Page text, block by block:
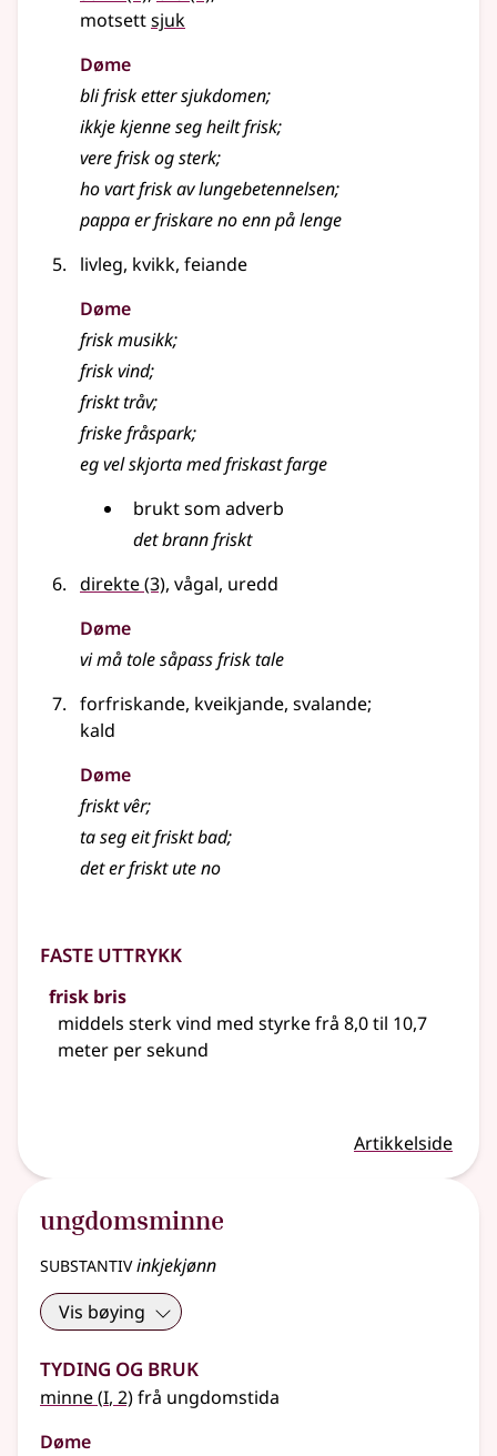
motsettsjuk
Døme
bli frisk etter sjukdomen;
ikkje kjenne seg heilt frisk;
vere frisk og sterk;
ho vart frisk av lungebetennelsen;
pappa er friskare no enn på lenge
livleg, kvikk, feiande
Døme
frisk musikk;
frisk vind;
friskt tråv;
friske fråspark;
eg vel skjorta med friskast farge
brukt som adverb
det brann friskt
direkte(3), vågal, uredd
Døme
vi må tole såpass frisk tale
forfriskande, kveikjande, svalande;
kald
Døme
friskt vêr;
ta seg eit friskt bad;
det er friskt ute no
Faste uttrykk
frisk bris
middels sterk vind med styrke frå 8,0 til 10,7
meter per sekund
Artikkelside
ungdomsminne
substantivinkjekjønn
Vis bøying
Tyding og bruk
minne(1
I, 2)frå ungdomstida
Døme